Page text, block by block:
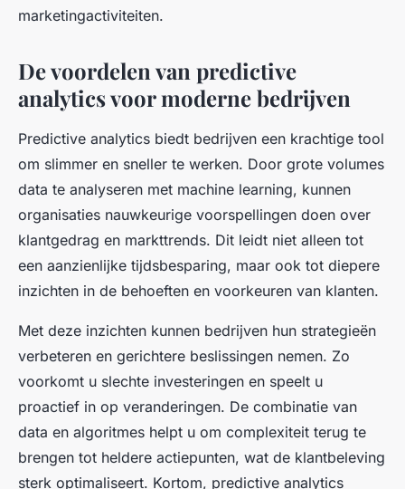
marketingactiviteiten.
De voordelen van predictive
analytics voor moderne bedrijven
Predictive analytics biedt bedrijven een krachtige tool
om slimmer en sneller te werken. Door grote volumes
data te analyseren met machine learning, kunnen
organisaties nauwkeurige voorspellingen doen over
klantgedrag en markttrends. Dit leidt niet alleen tot
een aanzienlijke tijdsbesparing, maar ook tot diepere
inzichten in de behoeften en voorkeuren van klanten.
Met deze inzichten kunnen bedrijven hun strategieën
verbeteren en gerichtere beslissingen nemen. Zo
voorkomt u slechte investeringen en speelt u
proactief in op veranderingen. De combinatie van
data en algoritmes helpt u om complexiteit terug te
brengen tot heldere actiepunten, wat de klantbeleving
sterk optimaliseert. Kortom, predictive analytics